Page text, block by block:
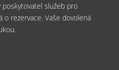
poskytovatel služeb pro
rezervace. Vaše dovolená